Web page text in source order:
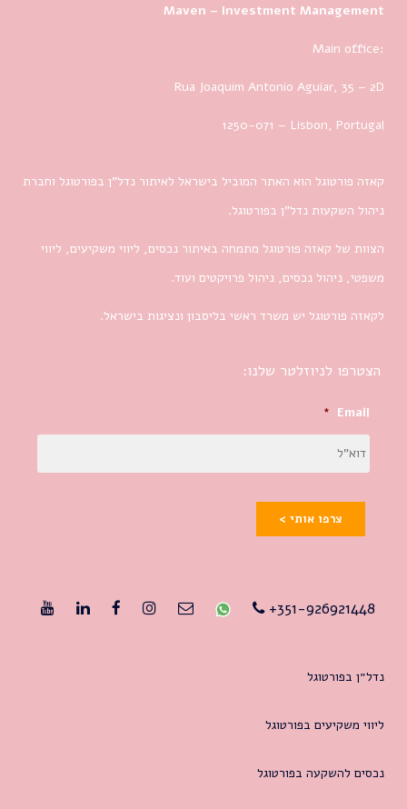
Maven – Investment Management
Main office:
Rua Joaquim Antonio Aguiar, 35 – 2D
1250-071 – Lisbon, Portugal
קאזה פורטוגל הוא האתר המוביל בישראל לאיתור נדל”ן בפורטוגל וחברת
ניהול השקעות נדל”ן בפורטוגל.
הצוות של קאזה פורטוגל מתמחה באיתור נכסים, ליווי משקיעים, ליווי
משפטי, ניהול נכסים, ניהול פרויקטים ועוד.
לקאזה פורטוגל יש משרד ראשי בליסבון ונציגות בישראל.
הצטרפו לניוזלטר שלנו:
Email
*
צרפו אותי >
351-926921448+
נדל״ן בפורטוגל
ליווי משקיעים בפורטוגל
נכסים להשקעה בפורטוגל